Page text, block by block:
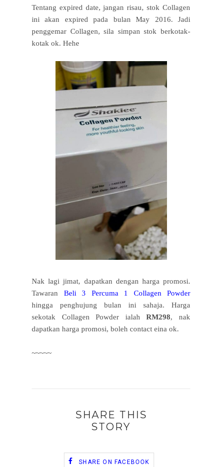
Tentang expired date, jangan risau, stok Collagen
ini akan expired pada bulan May 2016. Jadi
penggemar Collagen, sila simpan stok berkotak-
kotak ok. Hehe
Nak lagi jimat, dapatkan dengan harga promosi.
Tawaran Beli 3 Percuma 1 Collagen Powder
hingga penghujung bulan ini sahaja. Harga
sekotak Collagen Powder ialahRM298, nak
dapatkan harga promosi, boleh contact eina ok.
~~~~~
SHARE THIS
STORY
SHARE ON FACEBOOK